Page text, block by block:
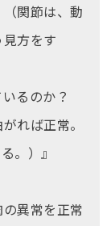
（関節は、動
方をす
るのか？
れば正常。
。 ）』
異常を正常